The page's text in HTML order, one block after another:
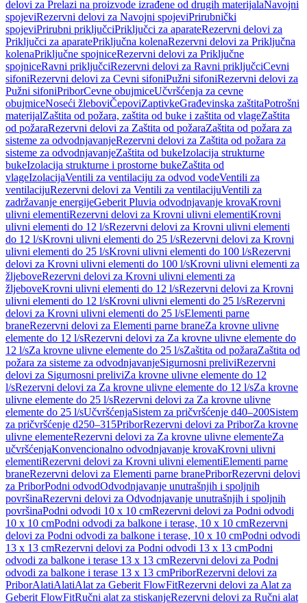
delovi za Prelazi na proizvode izrađene od drugih materijalaNavojni
spojeviRezervni delovi za Navojni spojeviPrirubnički
spojeviPrirubni priključciPriključci za aparateRezervni delovi za
Priključci za aparatePriključna kolenaRezervni delovi za Priključna
kolenaPriključne spojniceRezervni delovi za Priključne
spojniceRavni priključciRezervni delovi za Ravni priključciCevni
sifoniRezervni delovi za Cevni sifoniPužni sifoniRezervni delovi za
Pužni sifoniPriborCevne obujmiceUčvršćenja za cevne
obujmiceNoseći žleboviČepoviZaptivkeGrađevinska zaštitaPotrošni
materijalZaštita od požara, zaštita od buke i zaštita od vlageZaštita
od požaraRezervni delovi za Zaštita od požaraZaštita od požara za
sisteme za odvodnjavanjeRezervni delovi za Zaštita od požara za
sisteme za odvodnjavanjeZaštita od bukeIzolacija strukturne
bukeIzolacija strukturne i prostorne bukeZaštita od
vlageIzolacijaVentili za ventilaciju za odvod vodeVentili za
ventilacijuRezervni delovi za Ventili za ventilacijuVentili za
zadržavanje energijeGeberit Pluvia odvodnjavanje krovaKrovni
ulivni elementiRezervni delovi za Krovni ulivni elementiKrovni
ulivni elementi do 12 l/sRezervni delovi za Krovni ulivni elementi
do 12 l/sKrovni ulivni elementi do 25 l/sRezervni delovi za Krovni
ulivni elementi do 25 l/sKrovni ulivni elementi do 100 l/sRezervni
delovi za Krovni ulivni elementi do 100 l/sKrovni ulivni elementi za
žljeboveRezervni delovi za Krovni ulivni elementi za
žljeboveKrovni ulivni elementi do 12 l/sRezervni delovi za Krovni
ulivni elementi do 12 l/sKrovni ulivni elementi do 25 l/sRezervni
delovi za Krovni ulivni elementi do 25 l/sElementi parne
braneRezervni delovi za Elementi parne braneZa krovne ulivne
elemente do 12 l/sRezervni delovi za Za krovne ulivne elemente do
12 l/sZa krovne ulivne elemente do 25 l/sZaštita od požaraZaštita od
požara za sisteme za odvodnjavanjeSigurnosni preliviRezervni
delovi za Sigurnosni preliviZa krovne ulivne elemente do 12
l/sRezervni delovi za Za krovne ulivne elemente do 12 l/sZa krovne
ulivne elemente do 25 l/sRezervni delovi za Za krovne ulivne
elemente do 25 l/sUčvršćenjaSistem za pričvršćenje d40–200Sistem
za pričvršćenje d250–315PriborRezervni delovi za PriborZa krovne
ulivne elementeRezervni delovi za Za krovne ulivne elementeZa
učvršćenjaKonvencionalno odvodnjavanje krovaKrovni ulivni
elementiRezervni delovi za Krovni ulivni elementiElementi parne
braneRezervni delovi za Elementi parne branePriborRezervni delovi
za PriborPodni odvodOdvodnjavanje unutrašnjih i spoljnih
površinaRezervni delovi za Odvodnjavanje unutrašnjih i spoljnih
površinaPodni odvodi 10 x 10 cmRezervni delovi za Podni odvodi
10 x 10 cmPodni odvodi za balkone i terase, 10 x 10 cmRezervni
delovi za Podni odvodi za balkone i terase, 10 x 10 cmPodni odvodi
13 x 13 cmRezervni delovi za Podni odvodi 13 x 13 cmPodni
odvodi za balkone i terase 13 x 13 cmRezervni delovi za Podni
odvodi za balkone i terase 13 x 13 cmPriborRezervni delovi za
PriborAlatiAlatiAlat za Geberit FlowFitRezervni delovi za Alat za
Geberit FlowFitRučni alat za stiskanjeRezervni delovi za Ručni alat